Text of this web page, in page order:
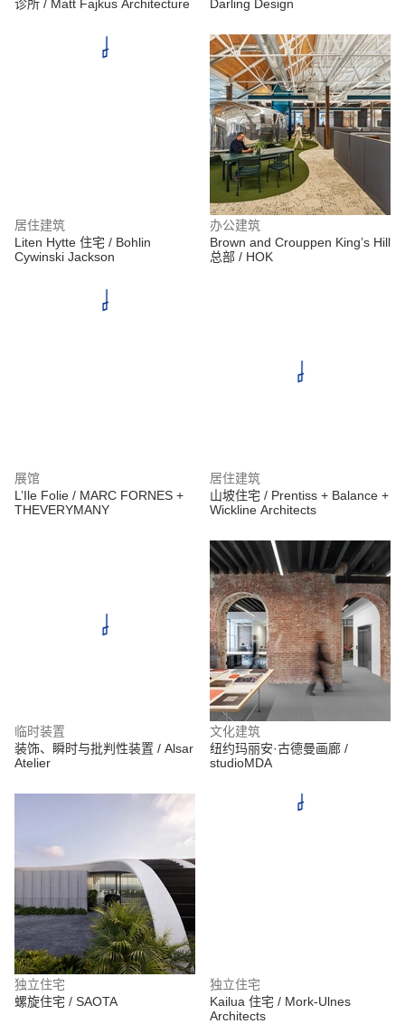
诊所 / Matt Fajkus Architecture Darling Design
居住建筑
Liten Hytte 住宅 / Bohlin
Cywinski Jackson
办公建筑
Brown and Crouppen King’s Hill
总部 / HOK
展馆
L’Ile Folie / MARC FORNES +
THEVERYMANY
居住建筑
山坡住宅 / Prentiss + Balance +
Wickline Architects
临时装置
装饰、瞬时与批判性装置 / Alsar
Atelier
文化建筑
纽约玛丽安·古德曼画廊 /
studioMDA
独立住宅
螺旋住宅 / SAOTA
独立住宅
Kailua 住宅 / Mork-Ulnes
Architects